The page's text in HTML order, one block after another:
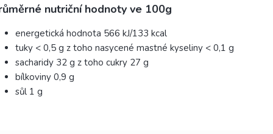
nutriční hodnoty ve 100g
energetická hodnota 566 kJ/133 kcal
tuky < 0,5 g z toho nasycené mastné kyseliny < 0,1 g
sacharidy 32 g z toho cukry 27 g
bílkoviny 0,9 g
sůl 1 g